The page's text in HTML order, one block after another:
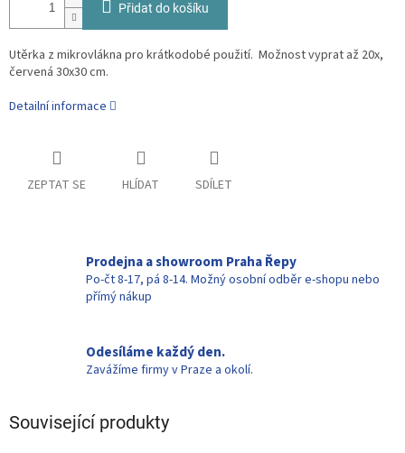
Přidat do košíku
Utěrka z mikrovlákna pro krátkodobé použití. Možnost vyprat až 20x,
červená 30x30 cm.
Detailní informace
ZEPTAT SE HLÍDAT SDÍLET
Prodejna a showroom Praha Řepy
Po-čt 8-17, pá 8-14. Možný osobní odběr e-shopu nebo
přímý nákup
Odesíláme každý den.
Zavážíme firmy v Praze a okolí.
Související produkty